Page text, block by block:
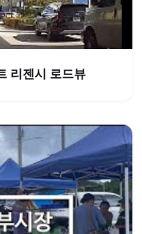
리젠시 로드뷰